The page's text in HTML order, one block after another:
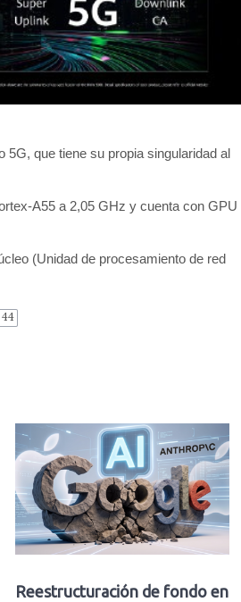
5G, que tiene su propia singularidad al
A55 a 2,05 GHz y cuenta con GPU
(Unidad de procesamiento de red
44
Reestructuración de fondo en